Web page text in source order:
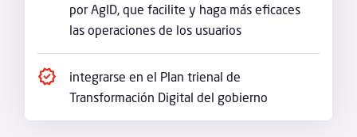
por AgID, que facilite y haga más eficaces
las operaciones de los usuarios
integrarse en el Plan trienal de
Transformación Digital del gobierno